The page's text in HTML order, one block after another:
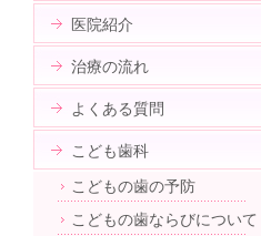
医院紹介
治療の流れ
よくある質問
こども歯科
こどもの歯の予防
こどもの歯ならびについて